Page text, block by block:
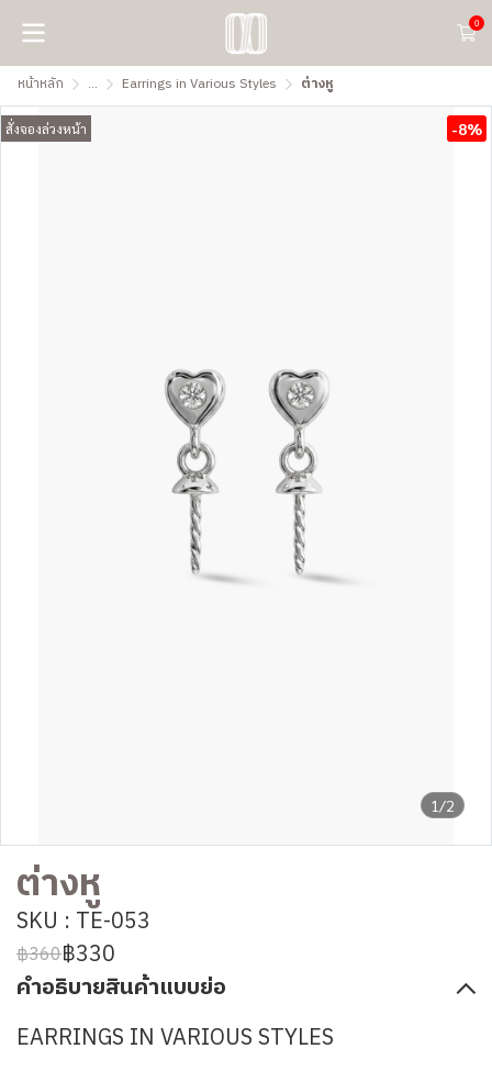
0
หน้าหลัก ... Earrings in Various Styles ต่างหู
1/2
สั่งจองล่วงหน้า -8%
ต่างหู
SKU : TE-053
฿360฿330
คำอธิบายสินค้าแบบย่อ
EARRINGS IN VARIOUS STYLES